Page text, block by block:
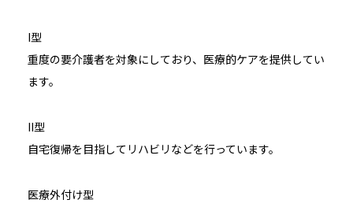
I型
重度の要介護者を対象にしており、医療的ケアを提供してい
ます。
II型
自宅復帰を目指してリハビリなどを行っています。
医療外付け型